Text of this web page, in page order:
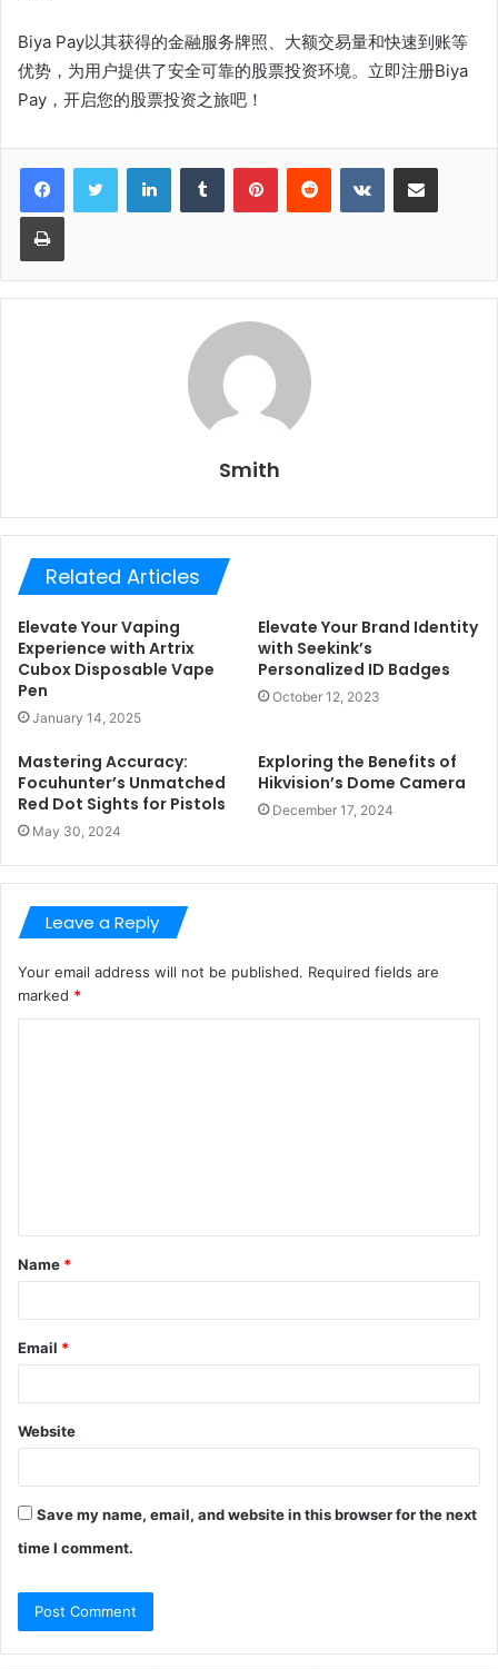
Biya Pay以其获得的金融服务牌照、大额交易量和快速到账等
优势，为用户提供了安全可靠的股票投资环境。立即注册Biya
Pay，开启您的股票投资之旅吧！
LinkedInTumblr PinterestReddit VKontakteShare via Email
Print
Smith
Related Articles
Elevate Your Vaping
Experience with Artrix
Cubox Disposable Vape
Pen
January 14, 2025
Elevate Your Brand Identity
with Seekink’s
Personalized ID Badges
October 12, 2023
Mastering Accuracy:
Focuhunter’s Unmatched
Red Dot Sights for Pistols
May 30, 2024
Exploring the Benefits of
Hikvision’s Dome Camera
December 17, 2024
Leave a Reply
Your email address will not be published. Required fields are
marked *
t
*
Name *
Email *
Website
Save my name, email, and website in this browser for the next
time I comment.